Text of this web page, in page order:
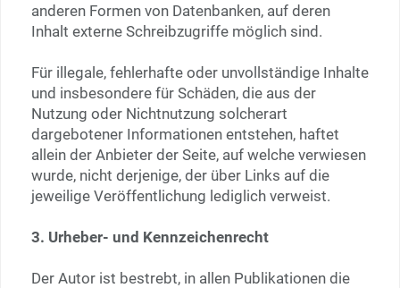
anderen Formen von Datenbanken, auf deren
Inhalt externe Schreibzugriffe möglich sind.
Für illegale, fehlerhafte oder unvollständige Inhalte
und insbesondere für Schäden, die aus der
Nutzung oder Nichtnutzung solcherart
dargebotener Informationen entstehen, haftet
allein der Anbieter der Seite, auf welche verwiesen
wurde, nicht derjenige, der über Links auf die
jeweilige Veröffentlichung lediglich verweist.
3. Urheber- und Kennzeichenrecht
Der Autor ist bestrebt, in allen Publikationen die